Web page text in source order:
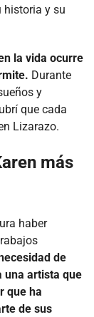
historia y su
la vida ocurre
Durante
y
que cada
Lizarazo.
más
haber
de
una artista que
que ha
de sus